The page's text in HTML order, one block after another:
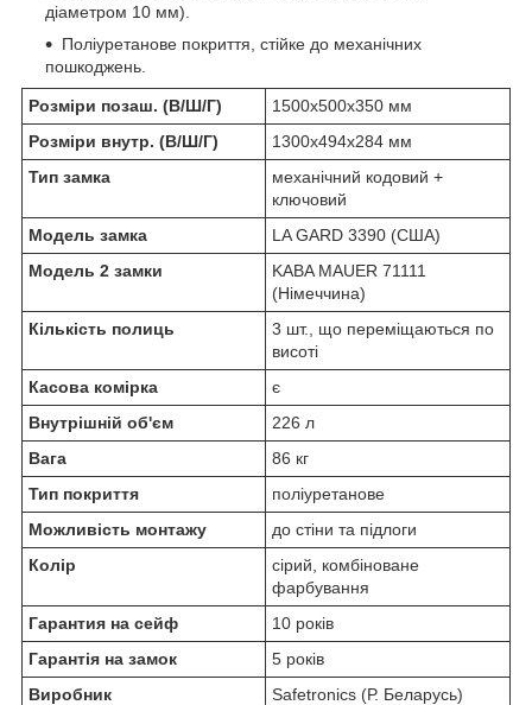
діаметром 10 мм).
Поліуретанове покриття, стійке до механічних
пошкоджень.
Розміри позаш. (В/Ш/Г)
1500x500x350 мм
Розміри внутр. (В/Ш/Г)
1300x494x284 мм
Тип замка
механічний кодовий +
ключовий
Модель замка
LA GARD 3390 (США)
Модель 2 замки
KABA MAUER 71111
(Німеччина)
Кількість полиць
3 шт., що переміщаються по
висоті
Касова комірка
є
Внутрішній об'єм
226 л
Вага
86 кг
Тип покриття
поліуретанове
Можливість монтажу
до стіни та підлоги
Колір
сірий, комбіноване
фарбування
Гарантия на сейф
10 років
Гарантія на замок
5 років
Виробник
Safetronics (Р. Беларусь)